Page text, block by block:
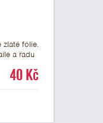
zlaté fólie.
a řadu
nebo
40 Kč